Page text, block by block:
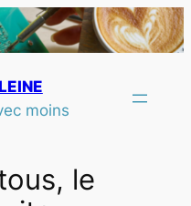
moins
le